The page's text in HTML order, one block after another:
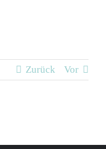
Zurück Vor